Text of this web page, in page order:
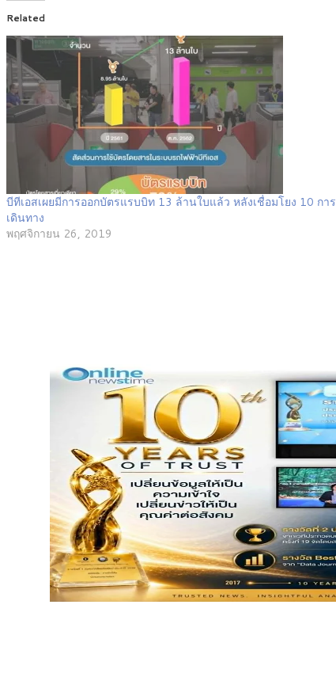
Related
บีทีเอสเผยมีการออกบัตรแรบบิท 13 ล้านใบแล้ว หลังเชื่อมโยง 10 การ
เดินทาง
พฤศจิกายน 26, 2019